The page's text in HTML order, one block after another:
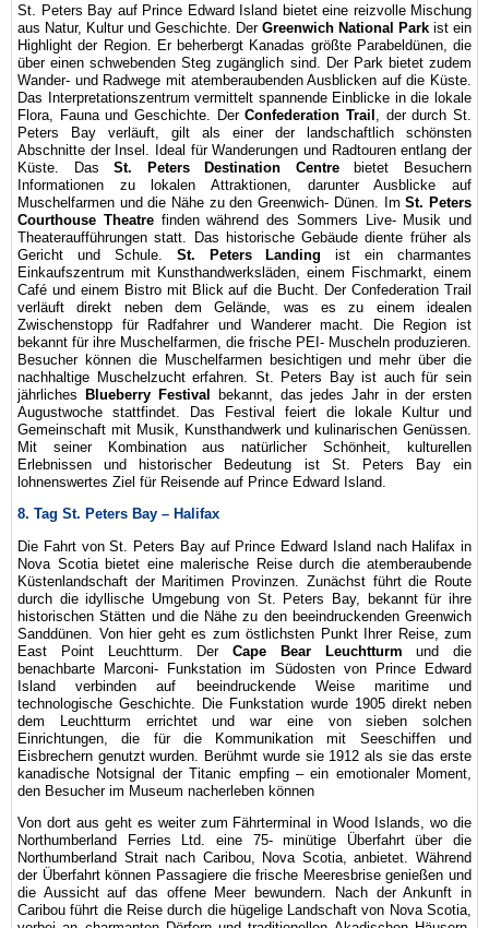
St. Peters Bay auf Prince Edward Island bietet eine reizvolle Mischung
aus Natur, Kultur und Geschichte. Der Greenwich National Park ist ein
Highlight der Region. Er beherbergt Kanadas größte Parabeldünen, die
über einen schwebenden Steg zugänglich sind. Der Park bietet zudem
Wander- und Radwege mit atemberaubenden Ausblicken auf die Küste.
Das Interpretationszentrum vermittelt spannende Einblicke in die lokale
Flora, Fauna und Geschichte. DerConfederation Trail
, der durch St.
Peters Bay verläuft, gilt als einer der landschaftlich schönsten
Abschnitte der Insel. Ideal für Wanderungen und Radtouren entlang der
Küste. DasSt. Peters Destination Centre
bietet Besuchern
Informationen zu lokalen Attraktionen, darunter Ausblicke auf
Muschelfarmen und die Nähe zu den Greenwich- Dünen. ImSt. Peters
Courthouse Theatre finden während des Sommers Live- Musik und
Theateraufführungen statt. Das historische Gebäude diente früher als
Gericht und Schule. St. Peters Landingist ein charmantes
Einkaufszentrum mit Kunsthandwerksläden, einem Fischmarkt, einem
Café und einem Bistro mit Blick auf die Bucht. Der Confederation Trail
verläuft direkt neben dem Gelände, was es zu einem idealen
Zwischenstopp für Radfahrer und Wanderer macht. Die Region ist
bekannt für ihre Muschelfarmen, die frische PEI- Muscheln produzieren.
Besucher können die Muschelfarmen besichtigen und mehr über die
nachhaltige Muschelzucht erfahren. St. Peters Bay ist auch für sein
jährliches
Blueberry Festival
bekannt, das jedes Jahr in der ersten
Augustwoche stattfindet. Das Festival feiert die lokale Kultur und
Gemeinschaft mit Musik, Kunsthandwerk und kulinarischen Genüssen.
Mit seiner Kombination aus natürlicher Schönheit, kulturellen
Erlebnissen und historischer Bedeutung ist St. Peters Bay ein
lohnenswertes Ziel für Reisende auf Prince Edward Island.
8. Tag St. Peters Bay – Halifax
Die Fahrt von St. Peters Bay auf Prince Edward Island nach Halifax in
Nova Scotia bietet eine malerische Reise durch die atemberaubende
Küstenlandschaft der Maritimen Provinzen. Zunächst führt die Route
durch die idyllische Umgebung von St. Peters Bay, bekannt für ihre
historischen Stätten und die Nähe zu den beeindruckenden Greenwich
Sanddünen. Von hier geht es zum östlichsten Punkt Ihrer Reise, zum
East Point Leuchtturm. Der Cape Bear Leuchtturmund die
benachbarte Marconi- Funkstation im Südosten von Prince Edward
Island verbinden auf beeindruckende Weise maritime und
technologische Geschichte. Die Funkstation wurde 1905 direkt neben
dem Leuchtturm errichtet und war eine von sieben solchen
Einrichtungen, die für die Kommunikation mit Seeschiffen und
Eisbrechern genutzt wurden. Berühmt wurde sie 1912 als sie das erste
kanadische Notsignal der Titanic empfing – ein emotionaler Moment,
den Besucher im Museum nacherleben können
Von dort aus geht es weiter zum Fährterminal in Wood Islands, wo die
Northumberland Ferries Ltd. eine 75- minütige Überfahrt über die
Northumberland Strait nach Caribou, Nova Scotia, anbietet. Während
der Überfahrt können Passagiere die frische Meeresbrise genießen und
die Aussicht auf das offene Meer bewundern. Nach der Ankunft in
Caribou führt die Reise durch die hügelige Landschaft von Nova Scotia,